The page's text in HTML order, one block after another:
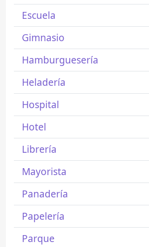
Escuela
Gimnasio
Hamburguesería
Heladería
Hospital
Hotel
Librería
Mayorista
Panadería
Papelería
Parque